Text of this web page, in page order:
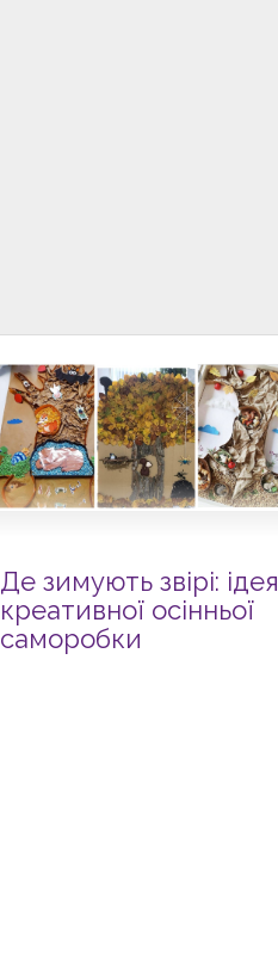
Де зимують звірі: ідея
креативної осінньої
саморобки